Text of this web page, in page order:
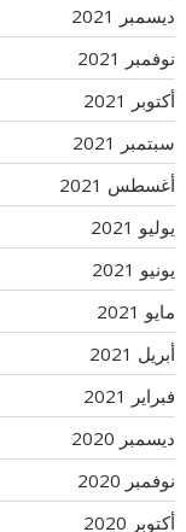
ديسمبر 2021
نوفمبر 2021
أكتوبر 2021
سبتمبر 2021
أغسطس 2021
يوليو 2021
يونيو 2021
مايو 2021
أبريل 2021
فبراير 2021
ديسمبر 2020
نوفمبر 2020
أكتوبر 2020